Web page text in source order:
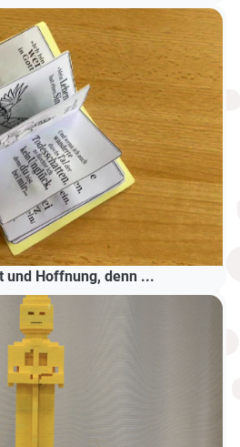
und Hoffnung, denn ...